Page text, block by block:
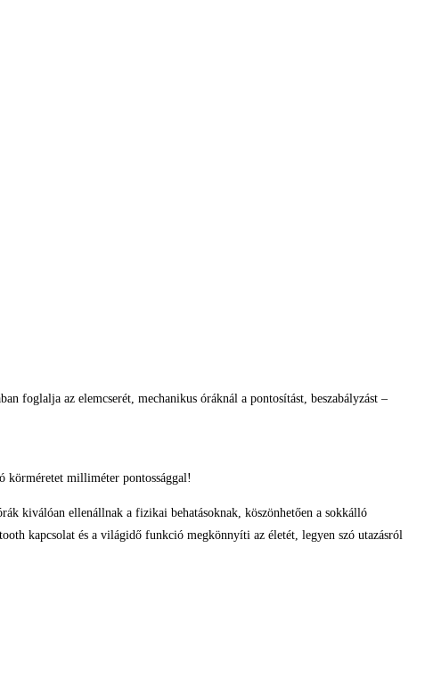
foglalja az elemcserét, mechanikus óráknál a pontosítást, beszabályzást –
körméretet milliméter pontossággal!
kiválóan ellenállnak a fizikai behatásoknak, köszönhetően a sokkálló
kapcsolat és a világidő funkció megkönnyíti az életét, legyen szó utazásról